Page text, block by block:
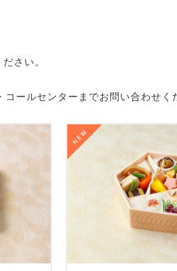
さい。
ールセンターまでお問い合わせく